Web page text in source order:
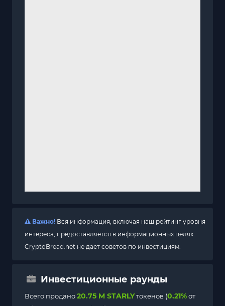
Важно! Вся информация, включая наш рейтинг уровня
интереса, предоставляется в информационных целях.
CryptoBread.net не дает советов по инвестициям.
Инвестиционные раунды
Всего продано20.75 M STARLYтокенов (0.21%от